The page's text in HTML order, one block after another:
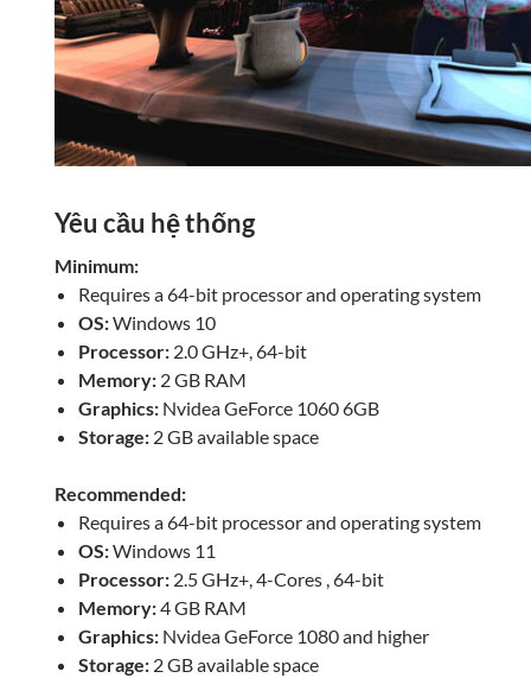
Yêu cầu hệ thống
Minimum:
Requires a 64-bit processor and operating system
OS:Windows 10
Processor: 2.0 GHz+, 64-bit
Memory: 2 GB RAM
Graphics: Nvidea GeForce 1060 6GB
Storage: 2 GB available space
Recommended:
Requires a 64-bit processor and operating system
OS:Windows 11
Processor: 2.5 GHz+, 4-Cores , 64-bit
Memory:4 GB RAM
Graphics: Nvidea GeForce 1080 and higher
Storage: 2 GB available space